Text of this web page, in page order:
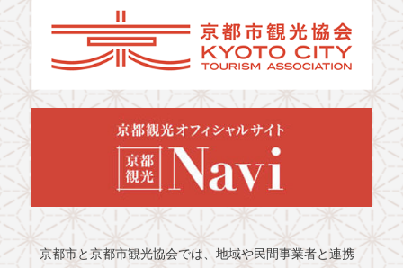
京都市と京都市観光協会では、地域や民間事業者と連携